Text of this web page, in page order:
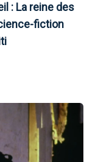
: La reine des
fiction